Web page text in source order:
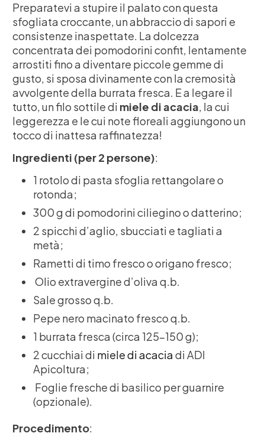
Preparatevi a stupire il palato con questa
sfogliata croccante, un abbraccio di sapori e
consistenze inaspettate. La dolcezza
concentrata dei pomodorini confit, lentamente
arrostiti fino a diventare piccole gemme di
gusto, si sposa divinamente con la cremosità
avvolgente della burrata fresca. E a legare il
tutto, un filo sottile di miele di acacia, la cui
leggerezza e le cui note floreali aggiungono un
tocco di inattesa raffinatezza!
Ingredienti (per 2 persone):
1 rotolo di pasta sfoglia rettangolare o
rotonda;
300 g di pomodorini ciliegino o datterino;
2 spicchi d’aglio, sbucciati e tagliati a
metà;
Rametti di timo fresco o origano fresco;
Olio extravergine d’oliva q.b.
Sale grosso q.b.
Pepe nero macinato fresco q.b.
1 burrata fresca (circa 125-150 g);
2 cucchiai di miele di acaciadi ADI
Apicoltura;
Foglie fresche di basilico per guarnire
(opzionale).
Procedimento: